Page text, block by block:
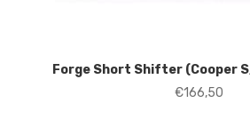
Forge Short Shifter (Cooper
€166,50